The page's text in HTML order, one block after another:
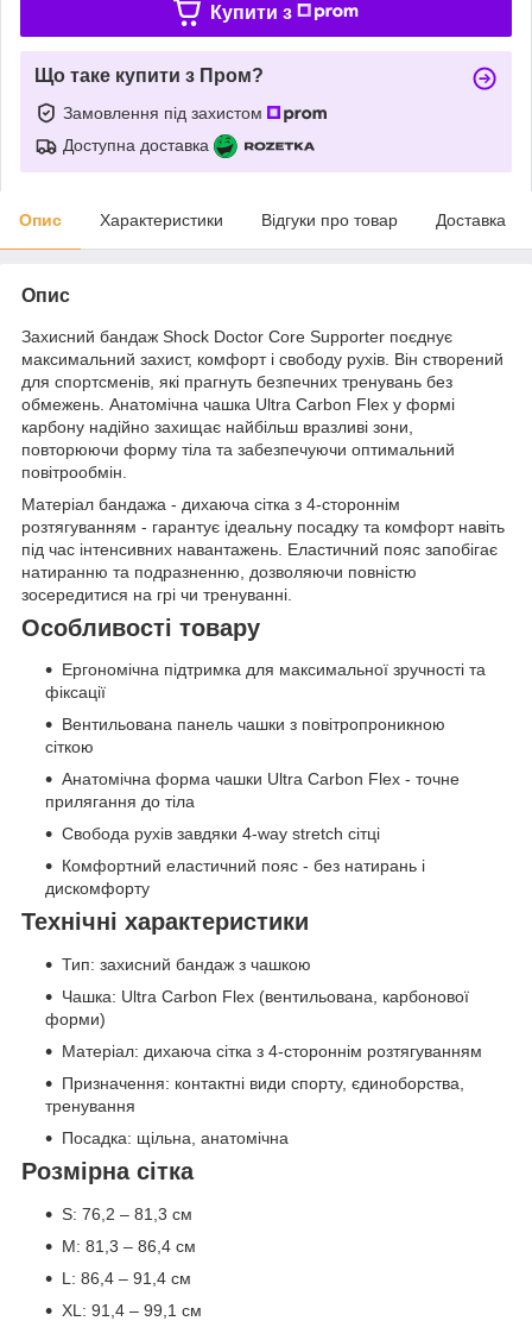
Купити з
Що таке купити з Пром?
Замовлення під захистом
Доступна доставка
Опис Характеристики Відгуки про товар Доставка
Опис
Захисний бандаж Shock Doctor Core Supporter поєднує
максимальний захист, комфорт і свободу рухів. Він створений
для спортсменів, які прагнуть безпечних тренувань без
обмежень. Анатомічна чашка Ultra Carbon Flex у формі
карбону надійно захищає найбільш вразливі зони,
повторюючи форму тіла та забезпечуючи оптимальний
повітрообмін.
Матеріал бандажа - дихаюча сітка з 4-стороннім
розтягуванням - гарантує ідеальну посадку та комфорт навіть
під час інтенсивних навантажень. Еластичний пояс запобігає
натиранню та подразненню, дозволяючи повністю
зосередитися на грі чи тренуванні.
Особливості товару
Ергономічна підтримка для максимальної зручності та
фіксації
Вентильована панель чашки з повітропроникною
сіткою
Анатомічна форма чашки Ultra Carbon Flex - точне
прилягання до тіла
Свобода рухів завдяки 4-way stretch сітці
Комфортний еластичний пояс - без натирань і
дискомфорту
Технічні характеристики
Тип: захисний бандаж з чашкою
Чашка: Ultra Carbon Flex (вентильована, карбонової
форми)
Матеріал: дихаюча сітка з 4-стороннім розтягуванням
Призначення: контактні види спорту, єдиноборства,
тренування
Посадка: щільна, анатомічна
Розмірна сітка
S: 76,2 – 81,3 см
M: 81,3 – 86,4 см
L: 86,4 – 91,4 см
XL: 91,4 – 99,1 см